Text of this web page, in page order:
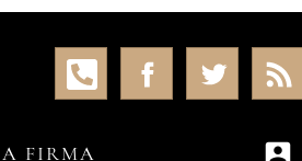
FIRMA account_box